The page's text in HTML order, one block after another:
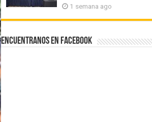
1 semana ago
Encuentranos en Facebook